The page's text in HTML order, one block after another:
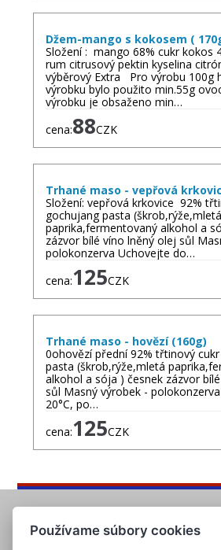
Džem-mango s kokosem (
Složení : mango 68% cukr kokos
rum citrusový pektin kyselina
výběrový Extra Pro výrobu 100g
výrobku bylo použito min.55g
výrobku je obsaženo min…
cena:88CZK
Trhané maso - vepřová
Složení: vepřová krkovice 92%
gochujang pasta (škrob,rýže,mletá
paprika,fermentovaný alkohol a
zázvor bílé víno lněný olej sůl
polokonzerva Uchovejte do…
cena:125CZK
Trhané maso - hovězí (160g)
0ohovězí přední 92% třtinový
pasta (škrob,rýže,mletá
alkohol a sója ) česnek zázvor
sůl Masný výrobek -
20°C, po…
cena:125CZK
Používame súbory cookies